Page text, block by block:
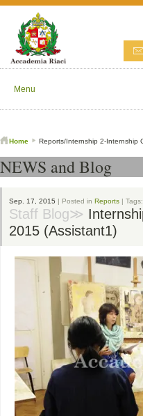
Menu
Home Reports/Internship 2-Internship
NEWS and Blog
Sep. 17, 2015 | Posted in Reports | Tags:
Staff Blog≫
2015 (Assistant1)